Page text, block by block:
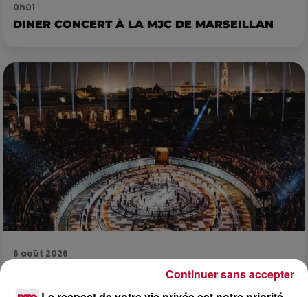
0h01
DINER CONCERT À LA MJC DE MARSEILLAN
6 août 2026
NÎMES : « LE RÊVE DU GLADIATEUR » INVESTIT
Continuer sans accepter